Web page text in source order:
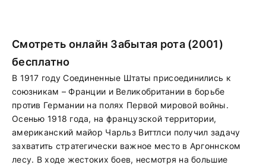
Смотреть онлайн Забытая рота (2001)
бесплатно
В 1917 году Соединенные Штаты присоединились к
союзникам – Франции и Великобритании в борьбе
против Германии на полях Первой мировой войны.
Осенью 1918 года, на французской территории,
американский майор Чарльз Виттлси получил задачу
захватить стратегически важное место в Аргоннском
лесу. В ходе жестоких боев, несмотря на большие